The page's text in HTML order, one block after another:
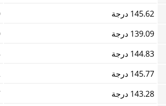
145.62 درجة
139.09 درجة
144.83 درجة
145.77 درجة
143.28 درجة